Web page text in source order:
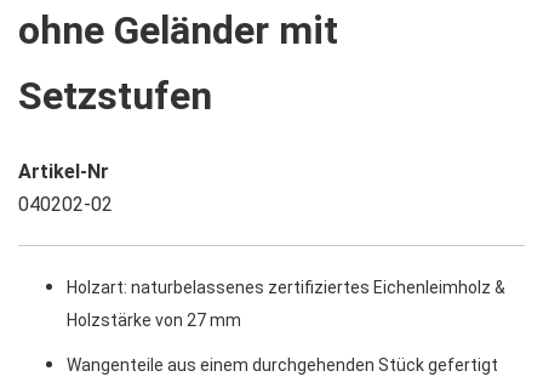
ohne Geländer mit
Setzstufen
Artikel-Nr
040202-02
Holzart: naturbelassenes zertifiziertes Eichenleimholz &
Holzstärke von 27 mm
Wangenteile aus einem durchgehenden Stück gefertigt